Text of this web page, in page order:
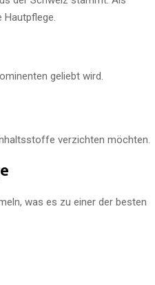
geliebt wird.
verzichten möchten.
was es zu einer der besten